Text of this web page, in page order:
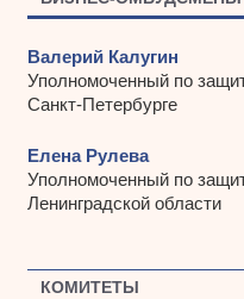
Валерий Калугин
Уполномоченный по
Санкт-Петербурге
Елена Рулева
Уполномоченный по
Ленинградской области
КОМИТЕТЫ